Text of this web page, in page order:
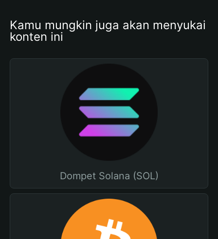
Kamu mungkin juga akan menyukai
konten ini
Dompet Solana (SOL)